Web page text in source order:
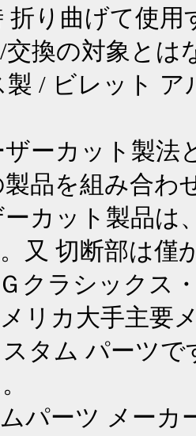
り曲げて使用
/交換の対象
/ ビレット ア
カット製法
品を組み合わ
ット製品は
又 切断部は僅
ックス・Ｑ
リカ大手主要
タム パーツで
ーツ メーカ